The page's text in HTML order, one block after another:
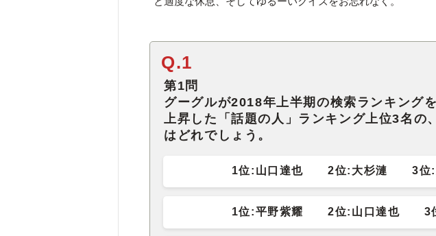
Q.1
第1問
グーグルが2018年上半期の検索ランキング
上昇した「話題の人」ランキング上位3名の
はどれでしょう。
1位:山口達也 2位:大杉漣 3位:
1位:平野紫耀 2位:山口達也 3